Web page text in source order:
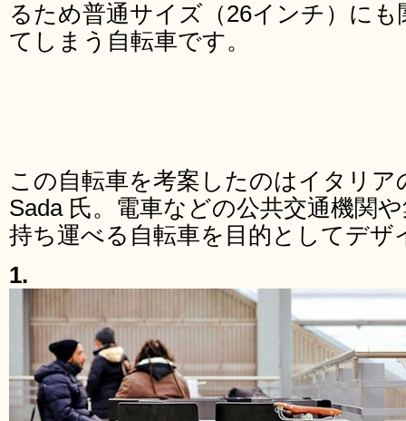
るため普通サイズ（26インチ）に
てしまう自転車です。
この自転車を考案したのはイタリア
Sada 氏。電車などの公共交通機関
持ち運べる自転車を目的としてデザ
1.